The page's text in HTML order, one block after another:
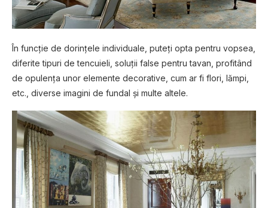
În funcție de dorințele individuale, puteți opta pentru vopsea,
diferite tipuri de tencuieli, soluții false pentru tavan, profitând
de opulența unor elemente decorative, cum ar fi flori, lămpi,
etc., diverse imagini de fundal și multe altele.